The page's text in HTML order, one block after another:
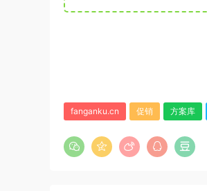
fanganku.cn 促销 方案库